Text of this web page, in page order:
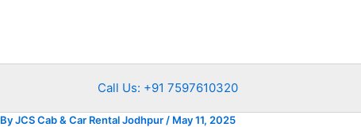
Call Us: +91 7597610320
ByJCS Cab & Car Rental Jodhpur / May 11, 2025